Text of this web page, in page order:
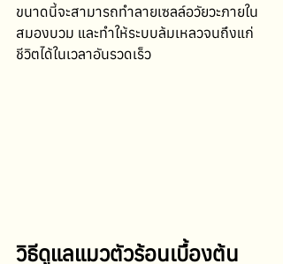
ขนาดนี้จะสามารถทำลายเซลล์อวัยวะภายใน
สมองบวม และทำให้ระบบล้มเหลวจนถึงแก่
ชีวิตได้ในเวลาอันรวดเร็ว
วิธีดูแลแมวตัวร้อนเบื้องต้น